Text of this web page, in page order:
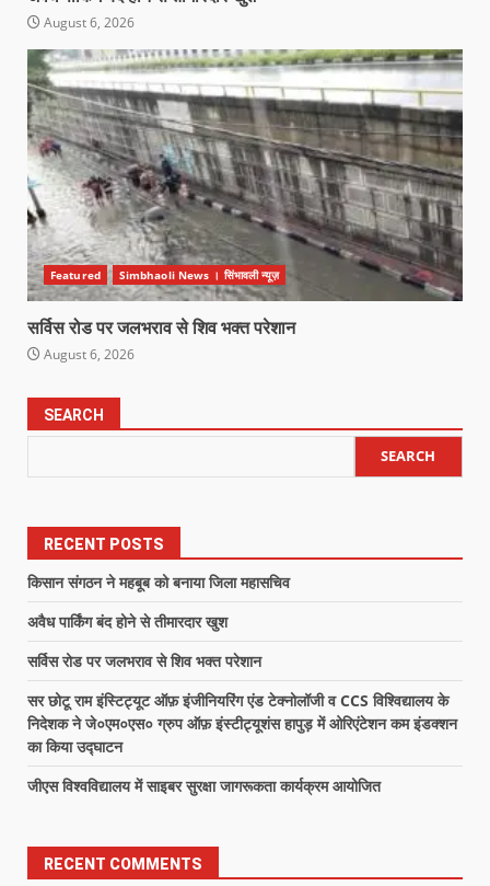
August 6, 2026
Featured Simbhaoli News । सिंभावली न्यूज़
सर्विस रोड पर जलभराव से शिव भक्त परेशान
August 6, 2026
SEARCH
SEARCH
RECENT POSTS
किसान संगठन ने महबूब को बनाया जिला महासचिव
अवैध पार्किंग बंद होने से तीमारदार खुश
सर्विस रोड पर जलभराव से शिव भक्त परेशान
सर छोटू राम इंस्टिट्यूट ऑफ़ इंजीनियरिंग एंड टेक्नोलॉजी व CCS विश्विद्यालय के
निदेशक ने जे०एम०एस० ग्रुप ऑफ़ इंस्टीट्यूशंस हापुड़ में ओरिएंटेशन कम इंडक्शन
का किया उद्घाटन
जीएस विश्वविद्यालय में साइबर सुरक्षा जागरूकता कार्यक्रम आयोजित
RECENT COMMENTS